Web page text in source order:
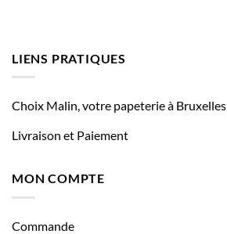
LIENS PRATIQUES
Choix Malin, votre papeterie à Bruxelles
Livraison et Paiement
MON COMPTE
Commande